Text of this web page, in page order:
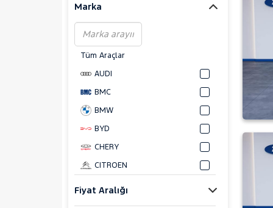
Marka
Tüm Araçlar
AUDI
BMC
BMW
BYD
CHERY
CITROEN
Fiyat Aralığı